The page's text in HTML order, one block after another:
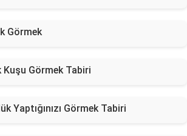
Görmek
Kuşu Görmek Tabiri
Yaptığınızı Görmek Tabiri